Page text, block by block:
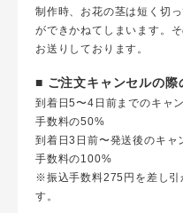
制作時、お花の茎は短く切
ができかねてしまいます。
お送りしております。
■ ご注文キャンセルの際
到着日5〜4日前までのキャ
手数料の50%
到着日3日前〜発送後のキャ
手数料の100%
※振込手数料275円を差し引
す。